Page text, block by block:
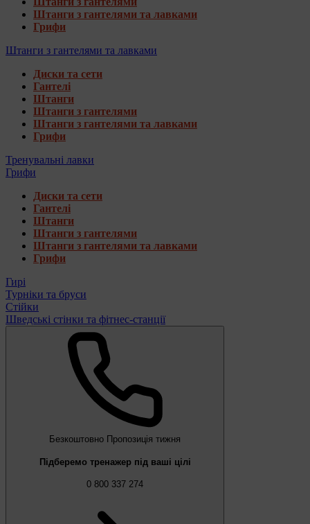
Штанги з гантелями та лавками
Грифи
Штанги з гантелями та лавками
Диски та сети
Гантелі
Штанги
Штанги з гантелями
Штанги з гантелями та лавками
Грифи
Тренувальні лавки
Грифи
Диски та сети
Гантелі
Штанги
Штанги з гантелями
Штанги з гантелями та лавками
Грифи
Гирі
Турніки та бруси
Стійки
Шведські стінки та фітнес-станції
Безкоштовно Пропозиція тижня
Підберемо тренажер під ваші цілі
0 800 337 274